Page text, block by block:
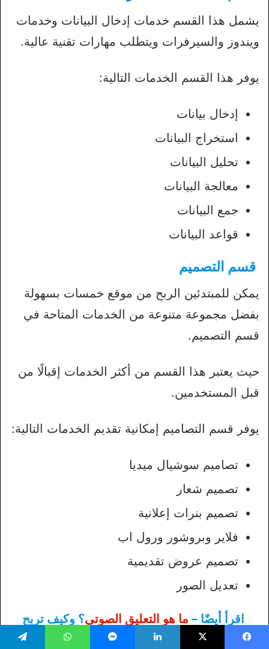
يشمل هذا القسم خدمات إدخال البيانات وخدمات
ويندوز والسيرفرات ويتطلب مهارات تقنية عالية.
يوفر هذا القسم الخدمات التالية:
إدخال بيانات
استخراج البيانات
تحليل البيانات
معالجة البيانات
جمع البيانات
قواعد البيانات
قسم التصميم
يمكن للمبتدئين الربح من موقع خمسات بسهولة
بفضل مجموعة متنوعة من الخدمات المتاحة في
قسم التصميم.
حيث يعتبر هذا القسم من أكثر الخدمات إقبالًا من
قبل المستخدمين.
يوفر قسم التصاميم إمكانية تقديم الخدمات التالية:
تصاميم سوشيال ميديا
تصميم شعار
تصميم بنرات إعلانية
فلاير وبروشور ورول اب
تصميم عروض تقديمية
تعديل الصور
اقرأ أيضًا – ما هو التعليق الصوتي؟ وكيف تربح